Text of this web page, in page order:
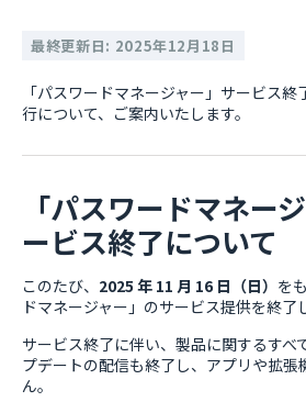
最終更新日: 2025年12月18日
「パスワードマネージャー」サービス
行について、ご案内いたします。
「パスワードマネー
ービス終了について
このたび、 2025 年 11 月 16 日（日） を
ドマネージャー」のサービス提供を終了
サービス終了に伴い、製品に関するすべ
プデートの配信も終了し、アプリや拡張
ん。